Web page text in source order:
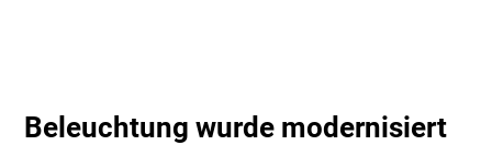
Beleuchtung wurde modernisiert